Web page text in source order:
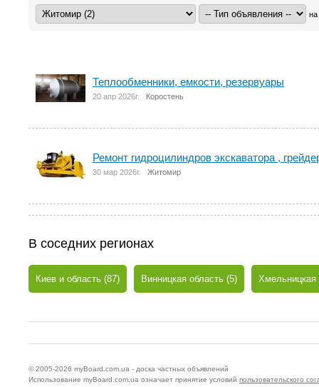
на
Теплообменники, емкости, резервуары
20 апр 2026г. Коростень
Ремонт гидроцилиндров экскаватора ,
30 мар 2026г. Житомир
В соседних регионах
Киев и область (87) Винницкая область (5) Хмельницкая
© 2005-2026 myBoard.com.ua - доска частных объявлений
Использование myBoard.com.ua означает принятие условий пользовательского